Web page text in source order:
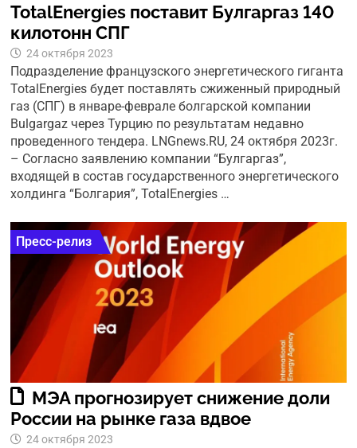
TotalEnergies поставит Булгаргаз 140
килотонн СПГ
24 октября 2023
Подразделение французского энергетического гиганта
TotalEnergies будет поставлять сжиженный природный
газ (СПГ) в январе-феврале болгарской компании
Bulgargaz через Турцию по результатам недавно
проведенного тендера. LNGnews.RU, 24 октября 2023г.
– Согласно заявлению компании “Булгаргаз”,
входящей в состав государственного энергетического
холдинга “Болгария”, TotalEnergies …
Пресс-релиз
МЭА прогнозирует снижение доли
России на рынке газа вдвое
24 октября 2023